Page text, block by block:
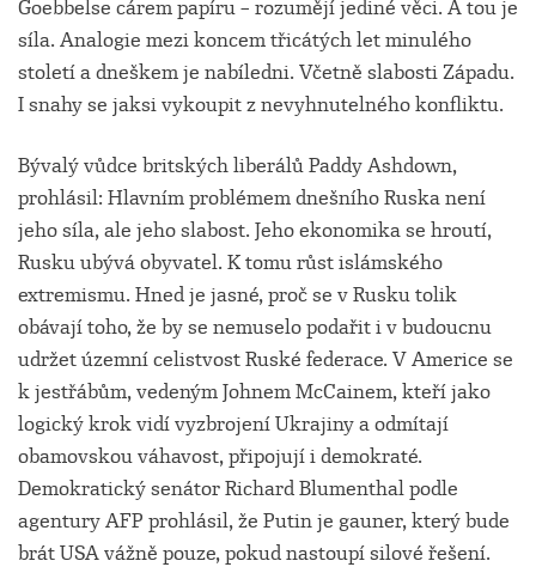
Goebbelse cárem papíru – rozumějí jediné věci. A tou je
síla. Analogie mezi koncem třicátých let minulého
století a dneškem je nabíledni. Včetně slabosti Západu.
I snahy se jaksi vykoupit z nevyhnutelného konfliktu.
Bývalý vůdce britských liberálů Paddy Ashdown,
prohlásil: Hlavním problémem dnešního Ruska není
jeho síla, ale jeho slabost. Jeho ekonomika se hroutí,
Rusku ubývá obyvatel. K tomu růst islámského
extremismu. Hned je jasné, proč se v Rusku tolik
obávají toho, že by se nemuselo podařit i v budoucnu
udržet územní celistvost Ruské federace. V Americe se
k jestřábům, vedeným Johnem McCainem, kteří jako
logický krok vidí vyzbrojení Ukrajiny a odmítají
obamovskou váhavost, připojují i demokraté.
Demokratický senátor Richard Blumenthal podle
agentury AFP prohlásil, že Putin je gauner, který bude
brát USA vážně pouze, pokud nastoupí silové řešení.